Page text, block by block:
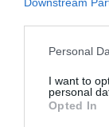
Personal
I want to
personal
Opted In
Com a
pesants. Per
arreglaria els
presentava
números